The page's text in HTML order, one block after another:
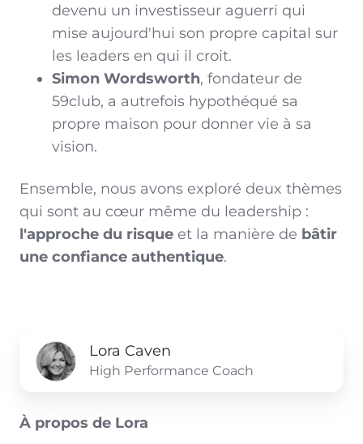
devenu un investisseur aguerri qui
mise aujourd'hui son propre capital sur
les leaders en qui il croit.
Simon Wordsworth, fondateur de
59club, a autrefois hypothéqué sa
propre maison pour donner vie à sa
vision.
Ensemble, nous avons exploré deux thèmes
qui sont au cœur même du leadership :
l'approche du risque et la manière de bâtir
une confiance authentique.
Lora Caven
High Performance Coach
À propos de Lora